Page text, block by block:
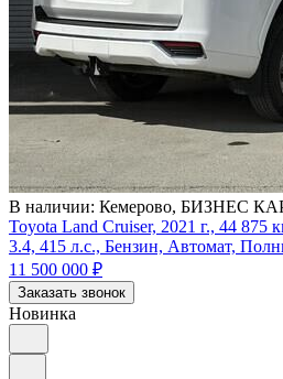
В наличии: Кемерово, БИЗНЕС
Toyota Land Cruiser, 2021 г., 44 875
3.4, 415 л.с., Бензин, Автомат,
11 500 000 ₽
Заказать звонок
Новинка